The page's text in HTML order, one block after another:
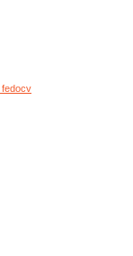
fedocv